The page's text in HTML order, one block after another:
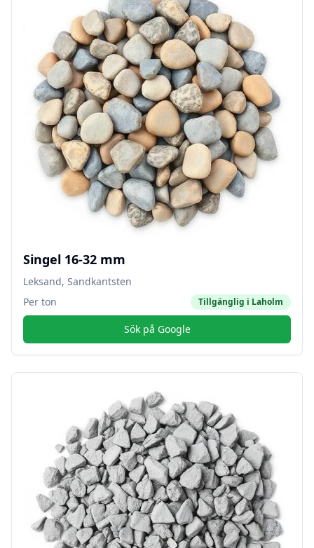
Singel 16-32 mm
Leksand, Sandkantsten
Per ton
Tillgänglig i Laholm
Sök på Google